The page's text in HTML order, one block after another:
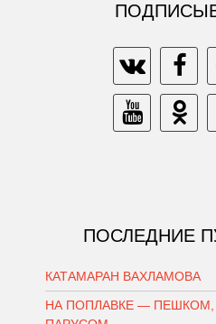
ПОСЛЕДНИЕ
КАТАМАРАН ВАХЛАМОВА
НА ПОПЛАВКЕ — ПЕШКОМ,